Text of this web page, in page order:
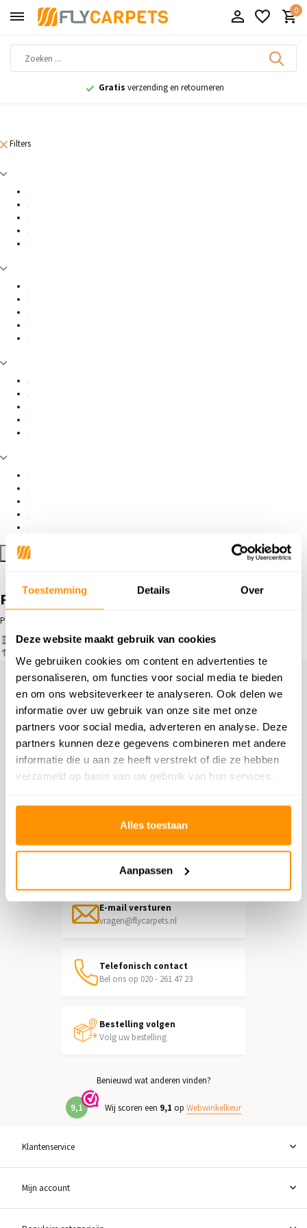
Toestemming Details Over
Deze website maakt gebruik van cookies
We gebruiken cookies om content en advertenties te
personaliseren, om functies voor social media te bieden
en om ons websiteverkeer te analyseren. Ook delen we
informatie over uw gebruik van onze site met onze
partners voor social media, adverteren en analyse. Deze
partners kunnen deze gegevens combineren met andere
informatie die u aan ze heeft verstrekt of die ze hebben
verzameld op basis van uw gebruik van hun services.
Alles toestaan
Aanpassen
0
Gratis verzending en retourneren
Filters
Filter toepassen
Producten getagd met Marineblauw li
Producten
Filter
Hulp nodig?
Neem contact op met onze
klantenservice
Informatie over het terugsturen
Chat direct
E-mail versturen
vragen@flycarpets.nl
Telefonisch contact
Bel ons op 020 - 261 47 23
Bestelling volgen
Volg uw bestelling
Benieuwd wat anderen vinden?
9,1 Wij scoren een 9,1 op Webwinkelkeur
Klantenservice
Mijn account